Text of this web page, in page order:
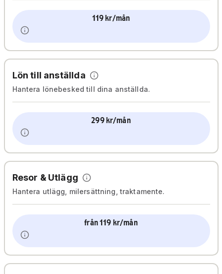
119 kr/mån
Lön till anställda
Hantera lönebesked till dina anställda.
299 kr/mån
Resor & Utlägg
Hantera utlägg, milersättning, traktamente.
från 119 kr/mån